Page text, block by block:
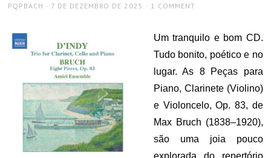
AUTHOR
PQPBACH
POSTED
7 DE DEZEMBRO DE 2025 1 COMMENT
Um tranquilo e bom CD.
Tudo bonito, poético e no
lugar. As 8 Peças para
Piano, Clarinete (Violino)
e Violoncelo, Op. 83, de
Max Bruch (1838–1920),
são uma joia pouco
explorada do repertório